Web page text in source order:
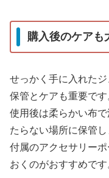
購入後のケアも
せっかく手に入れた
保管とケアも重要です
使用後は柔らかい布
たらない場所に保管し
付属のアクセサリー
おくのがおすすめです